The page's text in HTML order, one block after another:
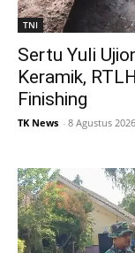
TNI
Sertu Yuli
Keramik,
Finishing
TK News - 8 Agustus 2026